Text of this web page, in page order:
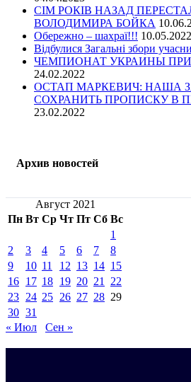
СІМ РОКІВ НАЗАД
ВОЛОДИМИРА БОЙКА
Обережно – шахраї!!! 10.05.2022
Відбулися Загальні збори
ЧЕМПИОНАТ УКРАИНЫ
24.02.2022
ОСТАП МАРКЕВИЧ: НАША
СОХРАНИТЬ ПРОПИСКУ В
23.02.2022
Архив новостей
Август 2021
Пн Вт Ср Чт Пт Сб Вс
1
2
3 4 5 6 7
8
9
10 11 12 13 14 15
16 17 18 19 20 21
22
23 24 25 26 27 28 29
30 31
« Июл
Сен »